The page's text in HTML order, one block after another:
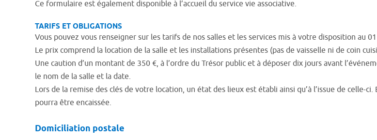
Ce formulaire est également disponible à l’accueil du service vie associative.
TARIFS ET OBLIGATIONS
Vous pouvez vous renseigner sur les tarifs de nos salles et les services mis à votre disposition au
Le prix comprend la location de la salle et les installations présentes (pas de vaisselle ni de coin
Une caution d’un montant de 350 €, à l’ordre du Trésor public et à déposer dix jours avant
le nom de la salle et la date.
Lors de la remise des clés de votre location, un état des lieux est établi ainsi qu’à l’issue de celle-
pourra être encaissée.
Domiciliation postale